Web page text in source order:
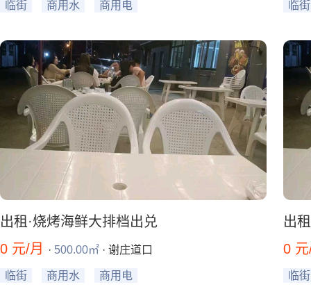
临街 商用水 商用电 临街
出租·烧烤海鲜大排档出兑
0 元/月
· 500.00㎡ · 谢庄道口
临街 商用水 商用电
出
0
临街